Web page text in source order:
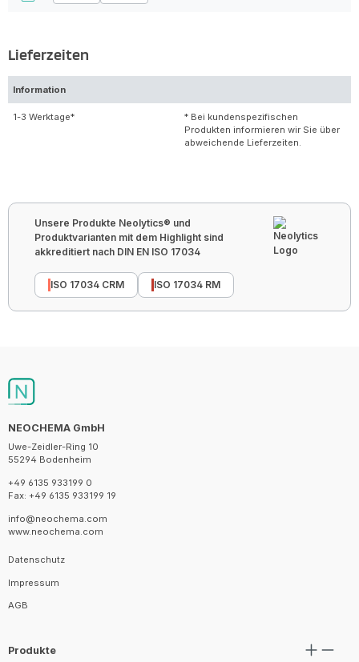
Lieferzeiten
Information
1-3 Werktage*
* Bei kundenspezifischen
Produkten informieren wir Sie über
abweichende Lieferzeiten.
Unsere Produkte Neolytics® und
Produktvarianten mit dem Highlight sind
akkreditiert nach DIN EN ISO 17034
ISO 17034 CRM ISO 17034 RM
NEOCHEMA GmbH
Uwe-Zeidler-Ring 10
55294 Bodenheim
+49 6135 933199 0
Fax: +49 6135 933199 19
info@neochema.com
www.neochema.com
Datenschutz
Impressum
AGB
Produkte